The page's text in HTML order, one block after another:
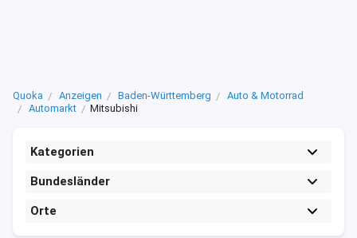
Quoka Anzeigen Baden-Württemberg
Auto & Motorrad
Automarkt
Mitsubishi
Kategorien
Bundesländer
Orte